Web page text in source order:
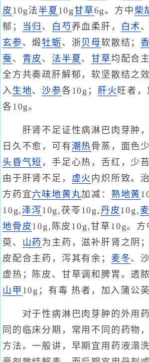
皮 10g法 半夏 10g甘草6g。方中柴
郁；
当归 、 白芍 养血柔肝， 白术
玄参、煅牡蛎、浙贝母软散结；
蚕、 青皮 、 法半夏 、甘草均配合
全方共奏疏肝解郁，软坚散结之
入生地、 沙参各10g； 肝火旺者，
各10g。
肝肾不足证性病淋巴肉芽肿，
日久不愈，可有潮热骨蒸，面色
头昏气短 ，手足心热，舌红，少
由于肝肾不足， 虚火 内炽所致。
方药宜六味地黄丸加减： 熟地黄
10g, 泽泻 10g,茯苓10g, 丹皮10g,
地骨皮10g,陈皮10g,甘草10g。方
萸、
山药 为主药，滋补肝肾之阴；
皮配合主药，泻其有余； 麦冬、
虚热；陈皮、甘草调和脾胃。透
山甲 10g；有毒 热者，加入蒲公英
对于性病淋巴肉芽肿的外用药
同的临床分期，常用不同的药物
方法。一般讲，早期宜用药液溻